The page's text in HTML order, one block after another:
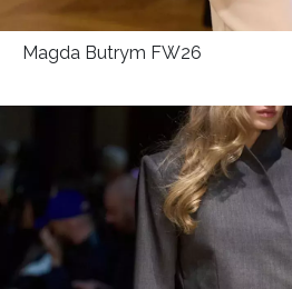
Magda Butrym FW26